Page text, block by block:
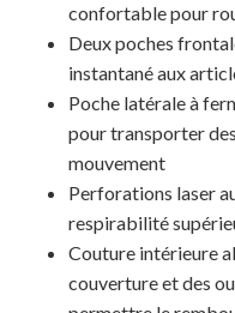
confortable pour
Deux poches
instantané aux
Poche latérale à
pour transporter
mouvement
Perforations laser
respirabilité
Couture intérieure
couverture et des